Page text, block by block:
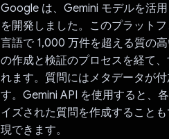
Google は、Gemini モデルを活
を開発しました。このプラット
言語で 1,000 万件を超える質の
の作成と検証のプロセスを経て
れます。質問にはメタデータが
す。Gemini API を使用すると、
イズされた質問を作成すること
現できます。